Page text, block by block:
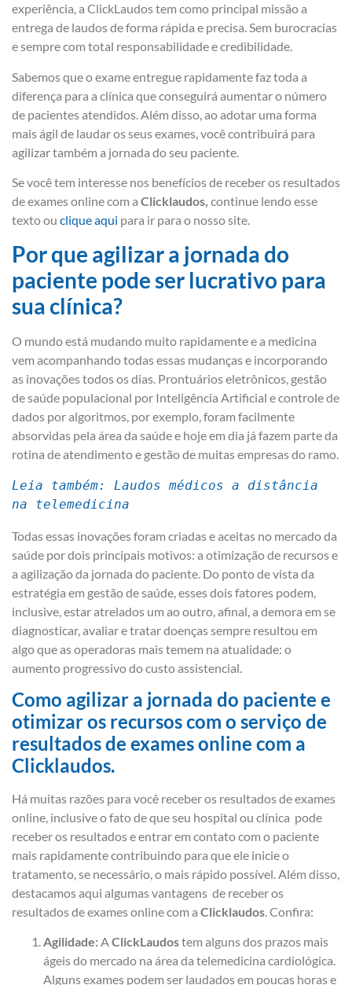
experiência, a ClickLaudos tem como principal missão a
entrega de laudos de forma rápida e precisa. Sem burocracias
e sempre com total responsabilidade e credibilidade.
Sabemos que o exame entregue rapidamente faz toda a
diferença para a clínica que conseguirá aumentar o número
de pacientes atendidos. Além disso, ao adotar uma forma
mais ágil de laudar os seus exames, você contribuirá para
agilizar também a jornada do seu paciente.
Se você tem interesse nos benefícios de receber os resultados
de exames online com a Clicklaudos, continue lendo esse
texto ou clique aqui para ir para o nosso site.
Por que agilizar a jornada do
paciente pode ser lucrativo para
sua clínica?
O mundo está mudando muito rapidamente e a medicina
vem acompanhando todas essas mudanças e incorporando
as inovações todos os dias. Prontuários eletrônicos, gestão
de saúde populacional por Inteligência Artificial e controle de
dados por algoritmos, por exemplo, foram facilmente
absorvidas pela área da saúde e hoje em dia já fazem parte da
rotina de atendimento e gestão de muitas empresas do ramo.
Leia também: Laudos médicos a distância
na telemedicina
Todas essas inovações foram criadas e aceitas no mercado da
saúde por dois principais motivos: a otimização de recursos e
a agilização da jornada do paciente. Do ponto de vista da
estratégia em gestão de saúde, esses dois fatores podem,
inclusive, estar atrelados um ao outro, afinal, a demora em se
diagnosticar, avaliar e tratar doenças sempre resultou em
algo que as operadoras mais temem na atualidade: o
aumento progressivo do custo assistencial.
Como agilizar a jornada do paciente e
otimizar os recursos com o serviço de
resultados de exames online com a
Clicklaudos.
Há muitas razões para você receber os resultados de exames
online, inclusive o fato de que seu hospital ou clínica pode
receber os resultados e entrar em contato com o paciente
mais rapidamente contribuindo para que ele inicie o
tratamento, se necessário, o mais rápido possível. Além disso,
destacamos aqui algumas vantagens de receber os
resultados de exames online com a Clicklaudos. Confira:
Agilidade:AClickLaudostem alguns dos prazos mais
ágeis do mercado na área da telemedicina cardiológica.
Alguns exames podem ser laudados em poucas horas e